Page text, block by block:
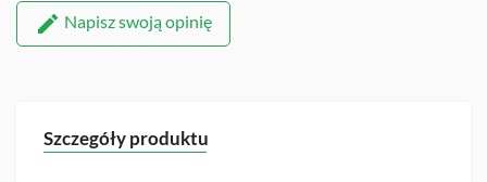
Napisz swoją opinię
Szczegóły produktu